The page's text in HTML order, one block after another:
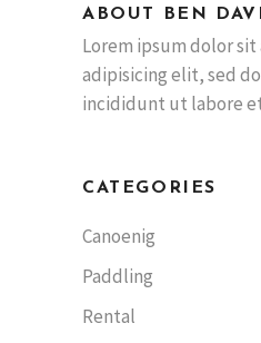
ABOUT BEN
Lorem ipsum dolor
adipisicing elit, sed
incididunt ut labore
CATEGORIES
Canoenig
Paddling
Rental